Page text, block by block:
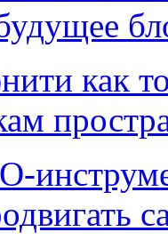
как